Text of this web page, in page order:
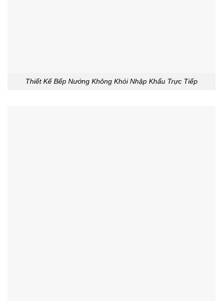
Thiết Kế Bếp Nướng Không Khói Nhập Khẩu Trực Tiếp